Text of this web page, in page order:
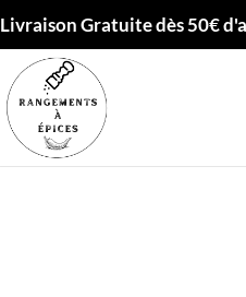
Livraison Gratuite dès 50€